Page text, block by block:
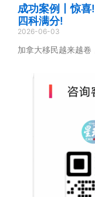
成功案例丨惊喜
四科满分!
2026-06-03
加拿大移民越来越卷